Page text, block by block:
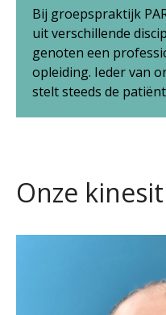
Bij groepspraktijk
uit verschillende
genoten een
opleiding. Ieder van
stelt steeds de
Onze